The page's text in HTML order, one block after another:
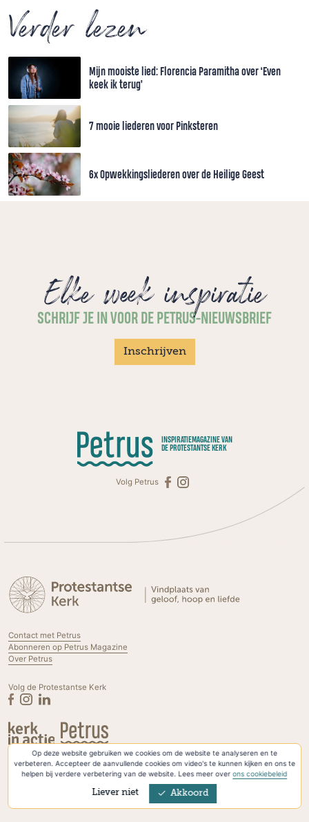
Op deze website gebruiken we cookies om de website te analyseren en te
verbeteren. Accepteer de aanvullende cookies om video's te kunnen kijken en ons te
helpen bij verdere verbetering van de website. Lees meer overons cookiebeleid
Liever niet Akkoord
Verder lezen
Mijn mooiste lied: Florencia Paramitha over ‘Even
keek ik terug’
7 mooie liederen voor Pinksteren
6x Opwekkingsliederen over de Heilige Geest
Elke week inspiratie
SCHRIJF JE IN VOOR DE PETRUS-NIEUWSBRIEF
Inschrijven
INSPIRATIEMAGAZINE VAN
DE PROTESTANTSE KERK
Volg Petrus
Contact met Petrus
Abonneren op Petrus Magazine
Over Petrus
Volg de Protestantse Kerk
Privacyverklaring & Cookies